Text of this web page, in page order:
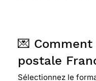
💌
postale
Sélectionnez le